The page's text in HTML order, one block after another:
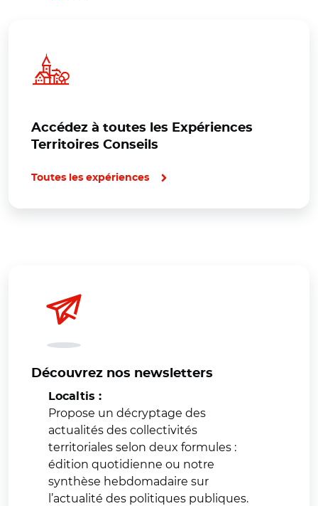
Accédez à toutes les Expériences
Territoires Conseils
Toutes les expériences
Découvrez nos newsletters
Localtis :
Propose un décryptage des
actualités des collectivités
territoriales selon deux formules :
édition quotidienne ou notre
synthèse hebdomadaire sur
l’actualité des politiques publiques.